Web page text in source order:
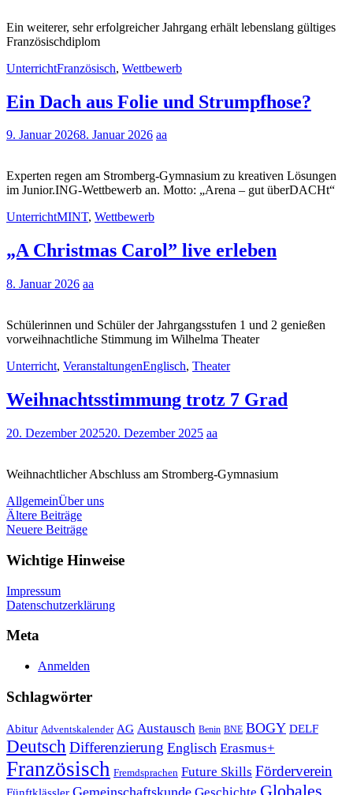
Ein weiterer, sehr erfolgreicher Jahrgang erhält lebenslang gültiges
Französischdiplom
UnterrichtFranzösisch, Wettbewerb
Ein Dach aus Folie und Strumpfhose?
9. Januar 20268. Januar 2026 aa
Experten regen am Stromberg-Gymnasium zu kreativen Lösungen
im Junior.ING-Wettbewerb an. Motto: „Arena – gut überDACHt“
UnterrichtMINT, Wettbewerb
„A Christmas Carol” live erleben
8. Januar 2026 aa
Schülerinnen und Schüler der Jahrgangsstufen 1 und 2 genießen
vorweihnachtliche Stimmung im Wilhelma Theater
Unterricht, VeranstaltungenEnglisch, Theater
Weihnachtsstimmung trotz 7 Grad
20. Dezember 202520. Dezember 2025 aa
Weihnachtlicher Abschluss am Stromberg-Gymnasium
AllgemeinÜber uns
Beitragsnavigation
Ältere Beiträge
Neuere Beiträge
Wichtige Hinweise
Impressum
Datenschutzerklärung
Meta
Anmelden
Schlagwörter
Abitur Adventskalender AG Austausch Benin BNE BOGY DELF
DeutschDifferenzierung Englisch Erasmus+
Französisch Fremdsprachen Future Skills Förderverein